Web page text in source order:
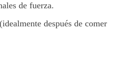
de fuerza.
después de comer